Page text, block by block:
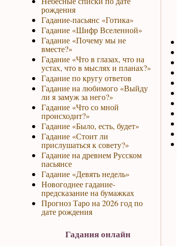
рождения
Гадание-пасьянс «Готика»
Гадание «Шифр Вселенной»
Гадание «Почему мы не
вместе?»
Гадание «Что в глазах, что на
устах, что в мыслях и планах?»
Гадание по кругу ответов
Гадание на любимого «Выйду
ли я замуж за него?»
Гадание «Что со мной
происходит?»
Гадание «Было, есть, будет»
Гадание «Стоит ли
прислушаться к совету?»
Гадание на древнем Русском
пасьянсе
Гадание «Девять недель»
Новогоднее гадание-
предсказание на бумажках
Прогноз Таро на 2026 год по
дате рождения
Гадания онлайн